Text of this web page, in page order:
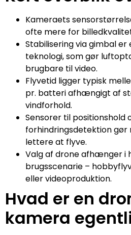
Kameraets
ofte mere for
Stabilisering via gimbal
teknologi, som gør
brugbare til video.
Flyvetid ligger typisk
pr. batteri afhængigt af
vindforhold.
Sensorer til positionshold
forhindringsdetektion
lettere at flyve.
Valg af drone afhænger i
brugsscenarie –
eller videoproduktion.
Hvad er en
kamera